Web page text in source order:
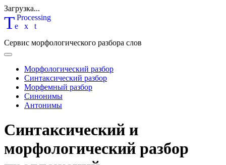
Загрузка...
Text
Processing
Сервис морфологического разбора слов
Морфологический разбор
Синтаксический разбор
Морфемный разбор
Синонимы
Антонимы
Синтаксический и
морфологический разбор